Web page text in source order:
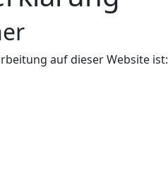
auf dieser Website ist: